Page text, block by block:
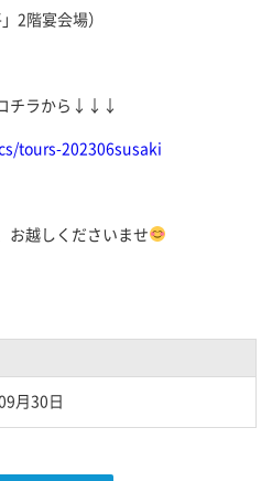
2階宴会場）
コチラから↓↓↓
tours-202306susaki
お越しくださいませ
月30日